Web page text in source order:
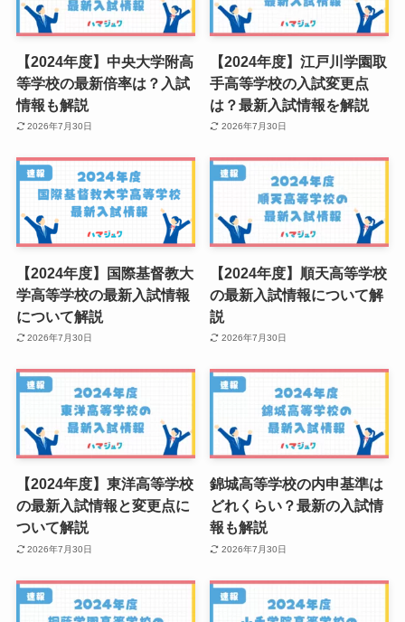
【2024年度】中央大学附高
等学校の最新倍率は？入試
情報も解説
2026年7月30日
【2024年度】江戸川学園取
手高等学校の入試変更点
は？最新入試情報を解説
2026年7月30日
【2024年度】国際基督教大
学高等学校の最新入試情報
について解説
2026年7月30日
【2024年度】順天高等学校
の最新入試情報について解
説
2026年7月30日
【2024年度】東洋高等学校
の最新入試情報と変更点に
ついて解説
2026年7月30日
錦城高等学校の内申基準は
どれくらい？最新の入試情
報も解説
2026年7月30日